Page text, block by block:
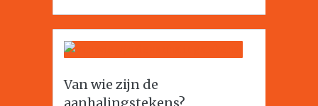
Van wie zijn de